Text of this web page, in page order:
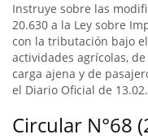
Instruye sobre las
20.630 a la Ley sobre
con la tributación bajo
actividades agrícolas,
carga ajena y de
el Diario Oficial de
Circular N°68